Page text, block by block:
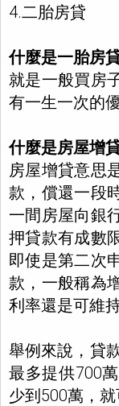
4.二胎房貸
什麼是一胎房
就是一般買房
有一生一次的
什麼是房屋增
房屋增貸意思
款，償還一段
一間房屋向銀
押貸款有成數
即使是第二次
款，一般稱為
利率還是可維
舉例來說，貸
最多提供700
少到500萬，就